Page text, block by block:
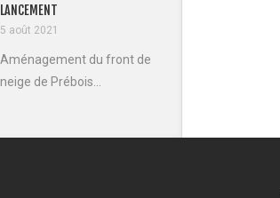
LANCEMENT
5 août 2021
Aménagement du front de
neige de Prébois...